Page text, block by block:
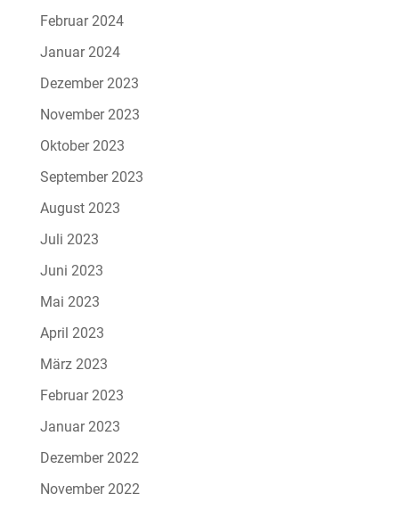
Februar 2024
Januar 2024
Dezember 2023
November 2023
Oktober 2023
September 2023
August 2023
Juli 2023
Juni 2023
Mai 2023
April 2023
März 2023
Februar 2023
Januar 2023
Dezember 2022
November 2022